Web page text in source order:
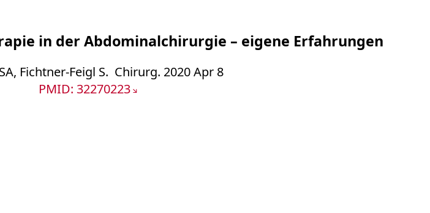
in der Abdominalchirurgie – eigene Erfahrungen
Fichtner-Feigl S. Chirurg. 2020 Apr 8
PMID: 32270223